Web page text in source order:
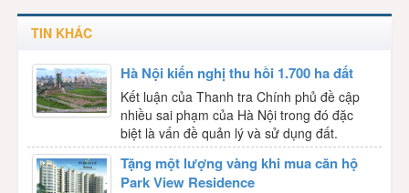
TIN KHÁC
Hà Nội kiến nghị thu hồi 1.700 ha đất
Kết luận của Thanh tra Chính phủ đề cập
nhiều sai phạm của Hà Nội trong đó đặc
biệt là vấn đề quản lý và sử dụng đất.
Tặng một lượng vàng khi mua căn hộ
Park View Residence